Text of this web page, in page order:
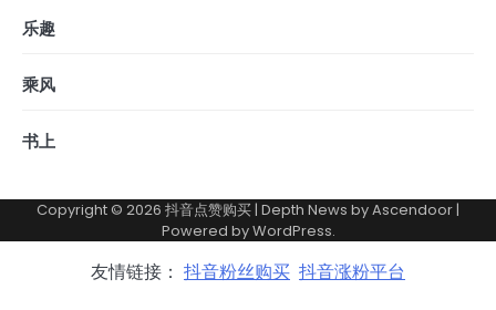
乐趣
乘风
书上
Copyright © 2026 抖音点赞购买| Depth News byAscendoor|
Powered byWordPress.
友情链接： 抖音粉丝购买 抖音涨粉平台